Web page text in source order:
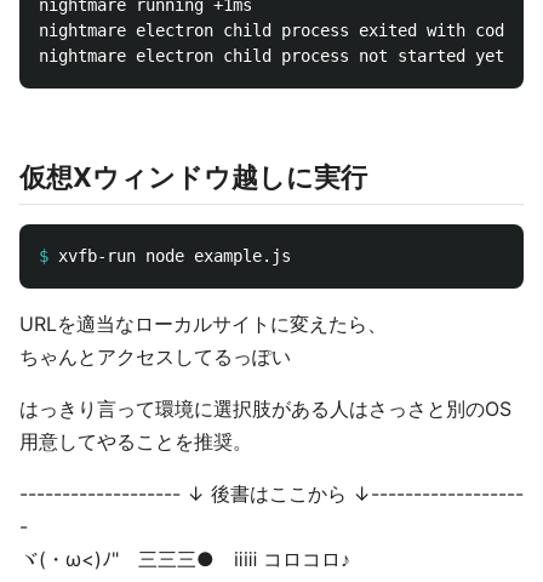
nightmare running +1ms
nightmare electron child process exited with code
仮想Xウィンドウ越しに実行
$
URLを適当なローカルサイトに変えたら、
ちゃんとアクセスしてるっぽい
はっきり言って環境に選択肢がある人はさっさと別のOS
用意してやることを推奨。
------------------- ↓ 後書はここから ↓------------------
-
ヾ(・ω<)ﾉ" 三三三● ⅱⅲ コロコロ♪